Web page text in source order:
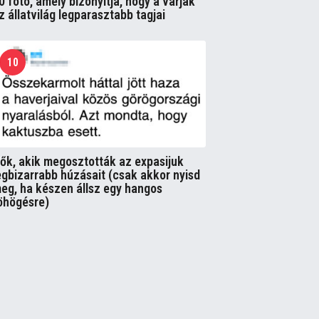
állatvilág legparasztabb tagjai
10
akik megosztották az expasijuk
húzásait (csak akkor nyisd
ha készen állsz egy hangos